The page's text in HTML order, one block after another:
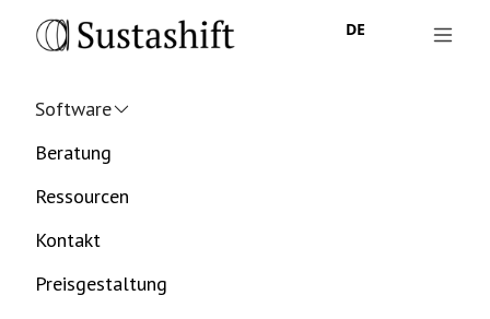
DE
Software
Beratung
Ressourcen
Kontakt
Preisgestaltung